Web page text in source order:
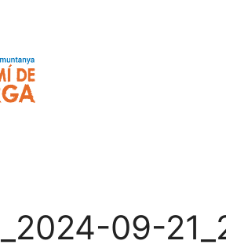
09-